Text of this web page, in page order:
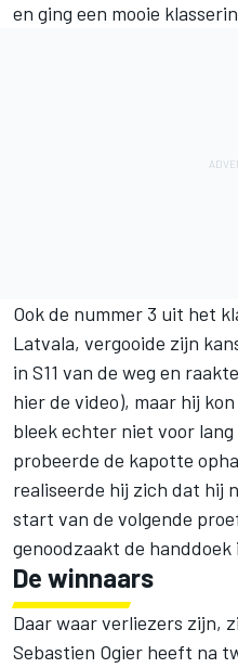
en ging een mooie
Ook de nummer 3 uit het
Latvala, vergooide zijn
in S11 van de weg en
hier de video), maar hij
bleek echter niet voor
probeerde de kapotte
realiseerde hij zich dat hij
start van de volgende
genoodzaakt de handdoek
De winnaars
Daar waar verliezers zijn,
Sebastien Ogier heeft na